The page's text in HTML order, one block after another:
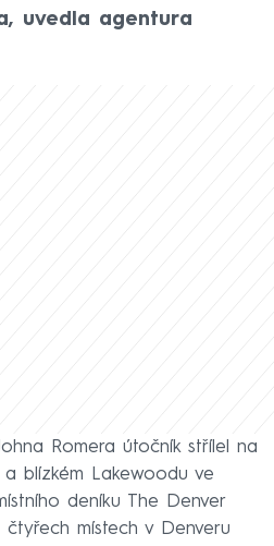
uvedla agentura
Romera útočník střílel na
blízkém Lakewoodu ve
deníku The Denver
místech v Denveru